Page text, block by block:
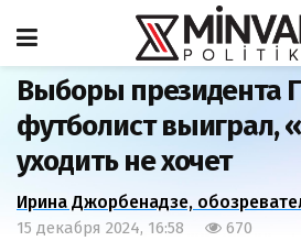
Главная Политика
Выборы президента
футболист выиграл,
уходить не хочет
Ирина Джорбенадзе,
15 декабря 2024, 16:58 670